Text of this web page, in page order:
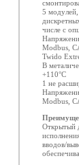
5
числе с
Modbus,
Twido
В
+110°C
1 не
Modbus,
Открытый
вводов/